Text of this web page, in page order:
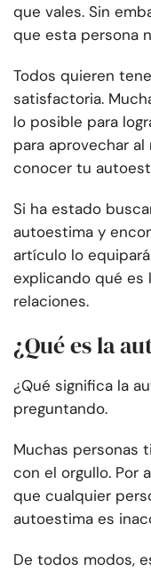
que vales. Sin
que esta persona
Todos quieren
satisfactoria.
lo posible para
para aprovechar
conocer tu
Si ha estado
autoestima y
artículo lo
explicando qué es
relaciones.
¿Qué es la
¿Qué significa la
preguntando.
Muchas personas
con el orgullo. Por
que cualquier
autoestima es
De todos modos,